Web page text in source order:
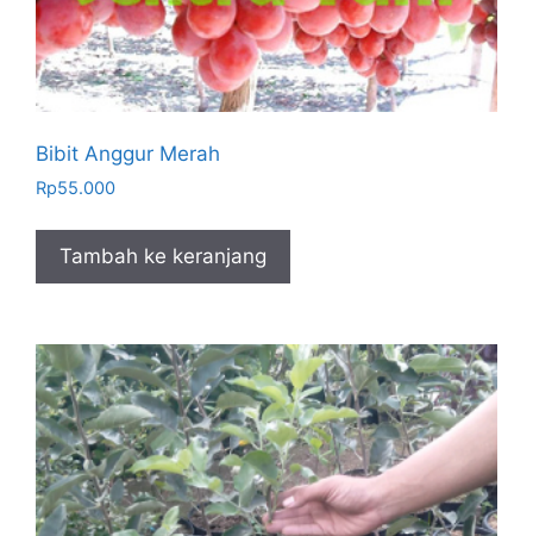
Bibit Anggur Merah
Rp55.000
Tambah ke keranjang